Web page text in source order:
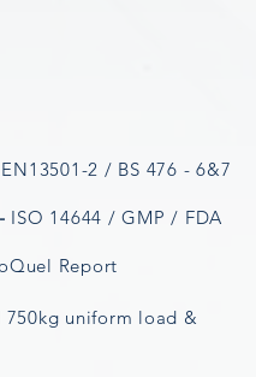
EN13501-2 / BS 476 - 6&7
- ISO 14644 / GMP / FDA
Report
750kg uniform load &